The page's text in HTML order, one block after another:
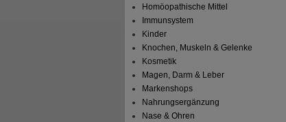
Homöopathische Mittel
Immunsystem
Kinder
Knochen, Muskeln & Gelenke
Kosmetik
Magen, Darm & Leber
Markenshops
Nahrungsergänzung
Nase & Ohren